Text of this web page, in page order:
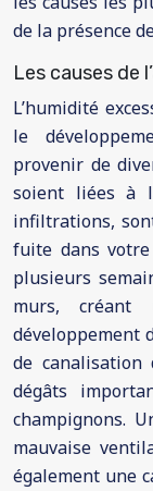
de la présence
Les causes de
L’humidité
le
provenir de
soient liées à
infiltrations,
fuite dans
plusieurs
murs, créant
développement
de
dégâts
champignons.
mauvaise
également une